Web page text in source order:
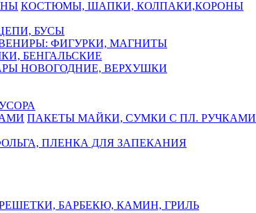
КОСТЮМЫ, ШАПКИ, КОЛПАКИ,КОРОНЫ
БУСЫ
ФИГУРКИ, МАГНИТЫ
БЕНГАЛЬСКИЕ
НОВОГОДНИЕ, ВЕРХУШКИ
ПАКЕТЫ МАЙКИ, СУМКИ С ПЛ. РУЧКАМИ
ПЛЕНКА ДЛЯ ЗАПЕКАНИЯ
БАРБЕКЮ, КАМИН, ГРИЛЬ